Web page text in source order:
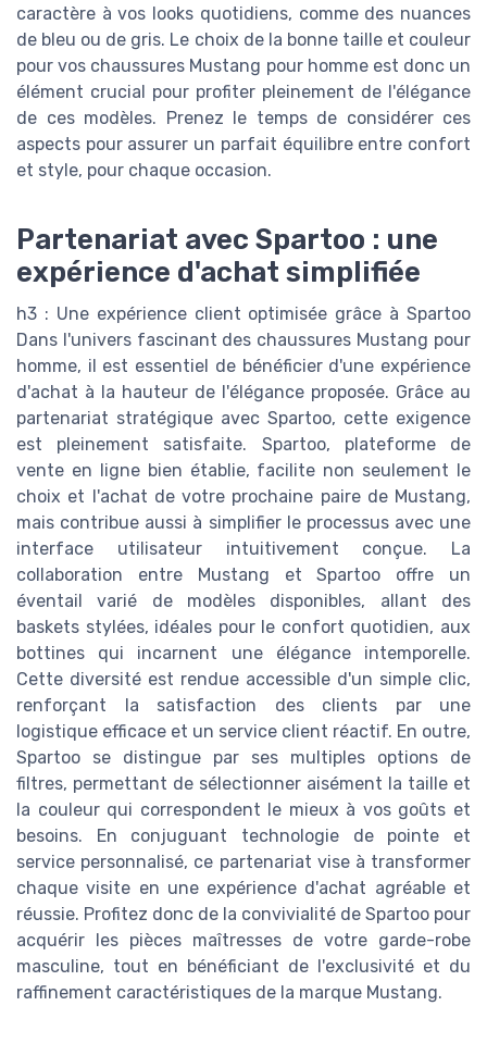
caractère à vos looks quotidiens, comme des nuances
de bleu ou de gris. Le choix de la bonne taille et couleur
pour vos chaussures Mustang pour homme est donc un
élément crucial pour profiter pleinement de l'élégance
de ces modèles. Prenez le temps de considérer ces
aspects pour assurer un parfait équilibre entre confort
et style, pour chaque occasion.
Partenariat avec Spartoo : une
expérience d'achat simplifiée
h3 : Une expérience client optimisée grâce à Spartoo
Dans l'univers fascinant des chaussures Mustang pour
homme, il est essentiel de bénéficier d'une expérience
d'achat à la hauteur de l'élégance proposée. Grâce au
partenariat stratégique avec Spartoo, cette exigence
est pleinement satisfaite. Spartoo, plateforme de
vente en ligne bien établie, facilite non seulement le
choix et l'achat de votre prochaine paire de Mustang,
mais contribue aussi à simplifier le processus avec une
interface utilisateur intuitivement conçue. La
collaboration entre Mustang et Spartoo offre un
éventail varié de modèles disponibles, allant des
baskets stylées, idéales pour le confort quotidien, aux
bottines qui incarnent une élégance intemporelle.
Cette diversité est rendue accessible d'un simple clic,
renforçant la satisfaction des clients par une
logistique efficace et un service client réactif. En outre,
Spartoo se distingue par ses multiples options de
filtres, permettant de sélectionner aisément la taille et
la couleur qui correspondent le mieux à vos goûts et
besoins. En conjuguant technologie de pointe et
service personnalisé, ce partenariat vise à transformer
chaque visite en une expérience d'achat agréable et
réussie. Profitez donc de la convivialité de Spartoo pour
acquérir les pièces maîtresses de votre garde-robe
masculine, tout en bénéficiant de l'exclusivité et du
raffinement caractéristiques de la marque Mustang.